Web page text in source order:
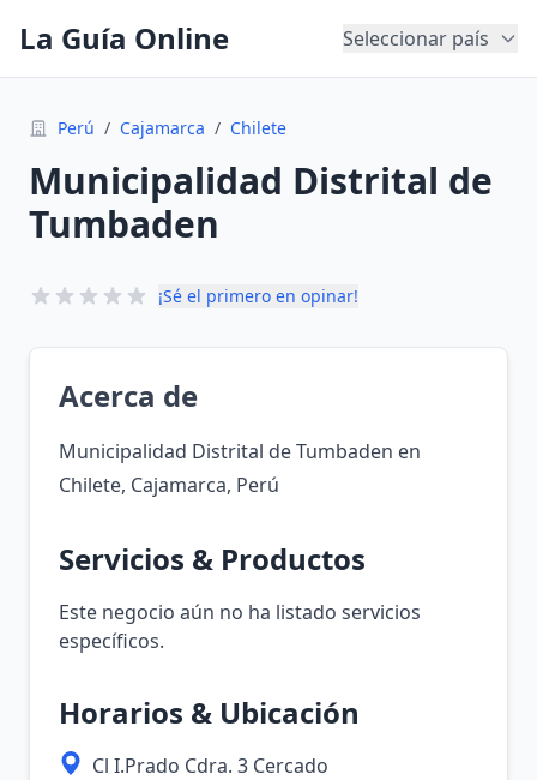
La Guía Online Seleccionar país
Perú / Cajamarca / Chilete
Municipalidad Distrital de
Tumbaden
¡Sé el primero en opinar!
Acerca de
Municipalidad Distrital de Tumbaden en
Chilete, Cajamarca, Perú
Servicios & Productos
Este negocio aún no ha listado servicios
específicos.
Horarios & Ubicación
Cl I.Prado Cdra. 3 Cercado